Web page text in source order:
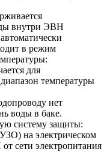
внутри ЭВН
в режим
для
температуры
нет
воды в баке.
систему защиты:
на электрическом
сети электропитания